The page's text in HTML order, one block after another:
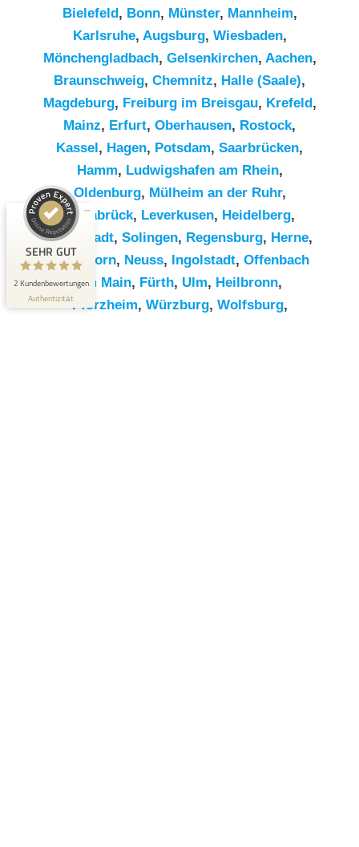
Bielefeld, Bonn, Münster, Mannheim,
Karlsruhe, Augsburg, Wiesbaden,
Mönchengladbach, Gelsenkirchen, Aachen,
Braunschweig, Chemnitz⁠, Halle (Saale),
Magdeburg, Freiburg im Breisgau, Krefeld,
Mainz, Erfurt, Oberhausen, Rostock,
Kassel, Hagen, Potsdam, Saarbrücken,
Hamm, Ludwigshafen am Rhein,
Oldenburg, Mülheim an der Ruhr,
Osnabrück, Leverkusen, Heidelberg,
Darmstadt, Solingen, Regensburg, Herne,
Paderborn, Neuss, Ingolstadt, Offenbach
am Main, Fürth, Ulm, Heilbronn,
Pforzheim, Würzburg, Wolfsburg,
SEHR GUT
2 Kundenbewertungen
Authentizität
Kundenbewertungen und Erfahrungen zu
RümpelButler
SEHR GUT
5,00 / 5,00
2
Bewertungen von 1
anderen Quelle
Blick aufs ProvenExpert-Profil werfen